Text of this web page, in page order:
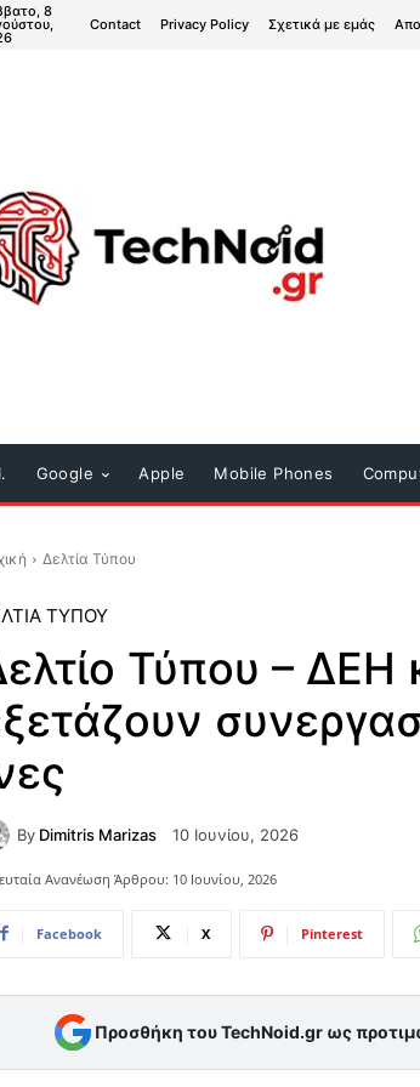
8
Contact Privacy Policy Σχετικά με εμάς
Google Apple Mobile Phones
Δελτία Τύπου
ΤΎΠΟΥ
Τύπου – ΔΕΗ
By Dimitris Marizas 10 Ιουνίου, 2026
Ανανέωση Άρθρου: 10 Ιουνίου, 2026
Facebook X Pinterest
Προσθήκη του TechNoid.gr ως